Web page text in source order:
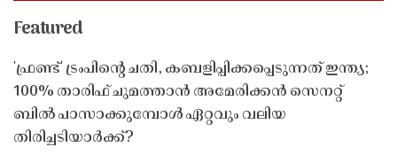
Featured
'ഫ്രണ്ട്' ട്രംപിന്റെ ചതി, കബളിപ്പിക്കപ്പെടുന്നത് ഇന്ത്യ;
100% താരിഫ് ചുമത്താൻ അമേരിക്കൻ സെനറ്റ്
ബിൽ പാസാക്കുമ്പോൾ ഏറ്റവും വലിയ
തിരിച്ചടിയാർക്ക്?